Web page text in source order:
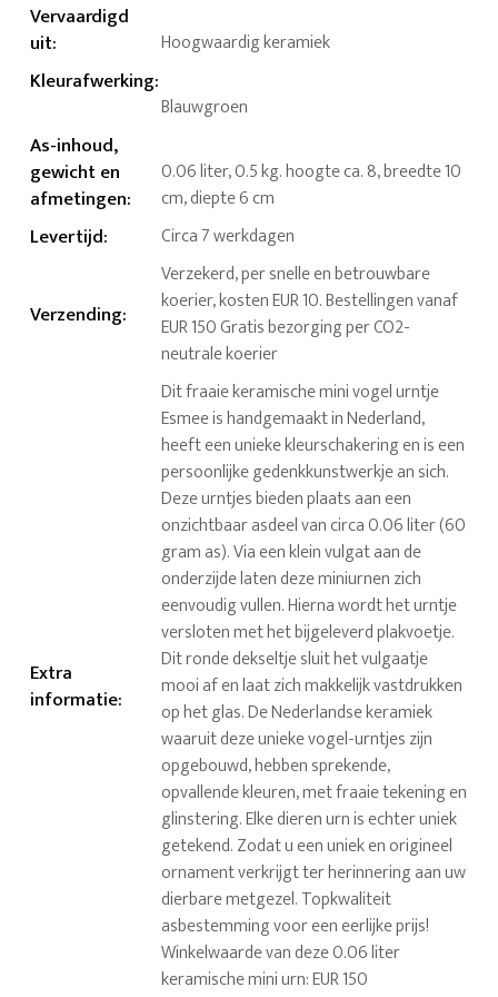
Vervaardigd
uit: Hoogwaardig keramiek
Kleurafwerking:
Blauwgroen
As-inhoud,
gewicht en
afmetingen:
0.06 liter, 0.5 kg. hoogte ca. 8, breedte 10
cm, diepte 6 cm
Levertijd: Circa 7 werkdagen
Verzending:
Verzekerd, per snelle en betrouwbare
koerier, kosten EUR 10. Bestellingen vanaf
EUR 150 Gratis bezorging per CO2-
neutrale koerier
Extra
informatie:
Dit fraaie keramische mini vogel urntje
Esmee is handgemaakt in Nederland,
heeft een unieke kleurschakering en is een
persoonlijke gedenkkunstwerkje an sich.
Deze urntjes bieden plaats aan een
onzichtbaar asdeel van circa 0.06 liter (60
gram as). Via een klein vulgat aan de
onderzijde laten deze miniurnen zich
eenvoudig vullen. Hierna wordt het urntje
versloten met het bijgeleverd plakvoetje.
Dit ronde dekseltje sluit het vulgaatje
mooi af en laat zich makkelijk vastdrukken
op het glas. De Nederlandse keramiek
waaruit deze unieke vogel-urntjes zijn
opgebouwd, hebben sprekende,
opvallende kleuren, met fraaie tekening en
glinstering. Elke dieren urn is echter uniek
getekend. Zodat u een uniek en origineel
ornament verkrijgt ter herinnering aan uw
dierbare metgezel. Topkwaliteit
asbestemming voor een eerlijke prijs!
Winkelwaarde van deze 0.06 liter
keramische mini urn: EUR 150